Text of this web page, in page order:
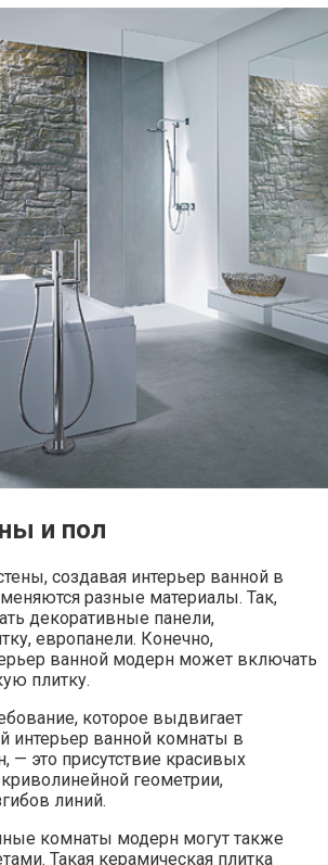
и пол
создавая интерьер ванной в
разные материалы. Так,
декоративные панели,
европанели. Конечно,
ванной модерн может включать
плитку.
которое выдвигает
интерьер ванной комнаты в
— это присутствие красивых
геометрии,
линий.
комнаты модерн могут также
Такая керамическая плитка